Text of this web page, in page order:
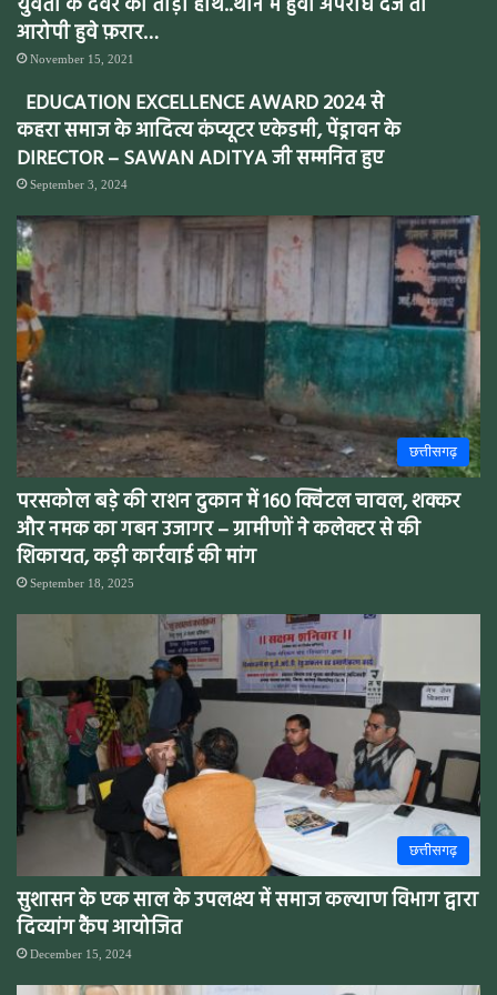
आरोपी हुवे फ़रार…
November 15, 2021
EDUCATION EXCELLENCE AWARD 2024 से
कहरा समाज के आदित्य कंप्यूटर एकेडमी, पेंड्रावन के
DIRECTOR – SAWAN ADITYA जी सम्मनित हुए
September 3, 2024
छत्तीसगढ़
परसकोल बड़े की राशन दुकान में 160 क्विंटल चावल, शक्कर
और नमक का गबन उजागर – ग्रामीणों ने कलेक्टर से की
शिकायत, कड़ी कार्रवाई की मांग
September 18, 2025
छत्तीसगढ़
सुशासन के एक साल के उपलक्ष्य में समाज कल्याण विभाग द्वारा
दिव्यांग कैंप आयोजित
December 15, 2024